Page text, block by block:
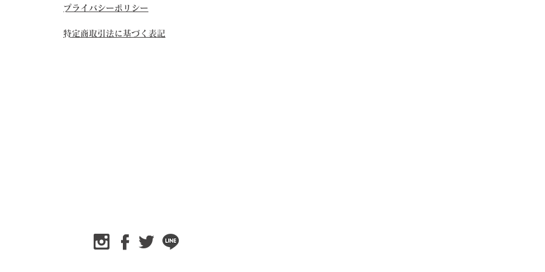
​プライバシーポリシー
​特定商取引法に基づく表記